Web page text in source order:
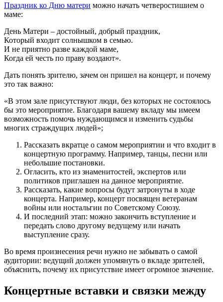
Праздник ко Дню матери можно начать четверостишием о
маме:
День Матери – достойный, добрый праздник,
Который входит солнышком в семью.
И не приятно разве каждой маме,
Когда ей честь по праву воздают».
Дать понять зрителю, зачем он пришел на концерт, и почему
это так важно:
«В этом зале присутствуют люди, без которых не состоялось
бы это мероприятие. Благодаря вашему вкладу мы имеем
возможность помочь нуждающимся и изменить судьбы
многих страждущих людей»;
Рассказать вкратце о самом мероприятии и что входит в
концертную программу. Например, танцы, песни или
небольшие постановки.
Огласить, кто из знаменитостей, экспертов или
политиков приглашен на данное мероприятие.
Рассказать, какие вопросы будут затронуты в ходе
концерта. Например, концерт посвящен ветеранам
войны или ностальгии по Советскому Союзу.
И последний этап: можно закончить вступление и
передать слово другому ведущему или начать
выступление сразу.
Во время произнесения речи нужно не забывать о самой
аудитории: ведущий должен упомянуть о вкладе зрителей,
объяснить, почему их присутствие имеет огромное значение.
Концертные вставки и связки между